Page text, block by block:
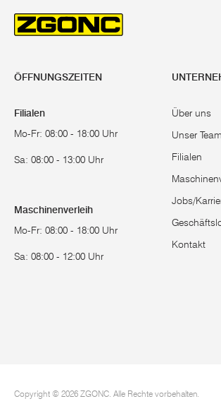
ÖFFNUNGSZEITEN
Filialen
Mo-Fr: 08:00 - 18:00 Uhr
Sa: 08:00 - 13:00 Uhr
Maschinenverleih
Mo-Fr: 08:00 - 18:00 Uhr
Sa: 08:00 - 12:00 Uhr
Über uns
Unser Team
Filialen
Jobs/
Kontakt
Copyright © 2026 ZGONC. Alle Rechte vorbehalten.